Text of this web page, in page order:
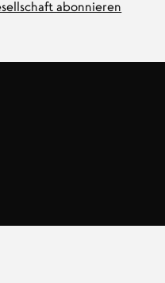
abonnieren